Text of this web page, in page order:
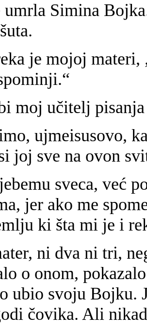
umrla Simina
je mojoj
moj učitelj
ujmeisusovo,
joj sve na ovon
sveca, već
jer ako me
ki šta mi je i
ni dva ni tri,
o onom,
ubio svoju Bojku.
čovika. Ali